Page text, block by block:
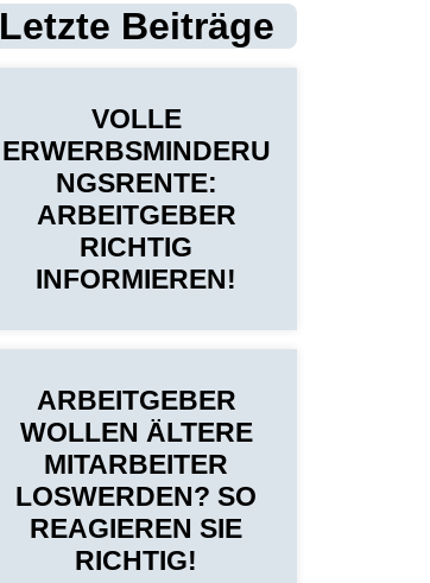
Letzte Beiträge
VOLLE
ERWERBSMINDERU
NGSRENTE:
ARBEITGEBER
RICHTIG
INFORMIEREN!
ARBEITGEBER
WOLLEN ÄLTERE
MITARBEITER
LOSWERDEN? SO
REAGIEREN SIE
RICHTIG!